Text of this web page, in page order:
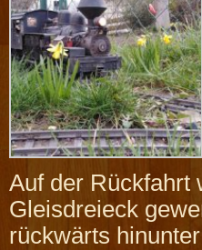
Auf der Rückfahrt
Gleisdreieck
rückwärts